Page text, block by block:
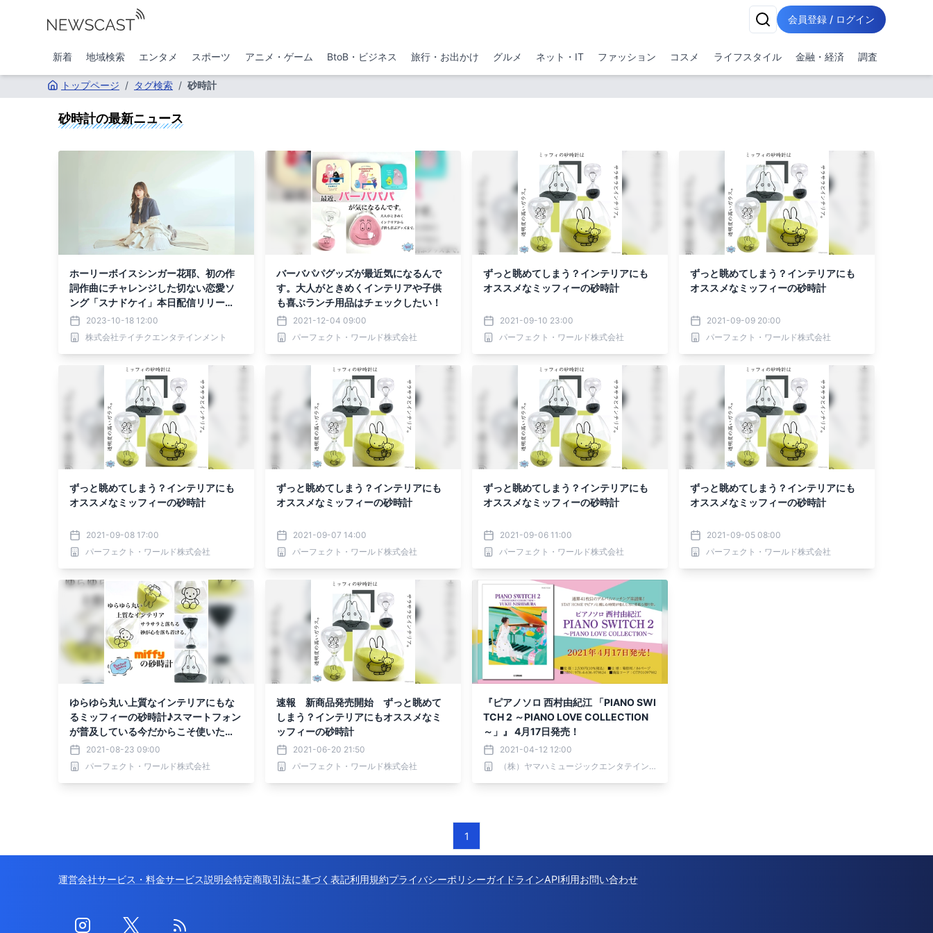
会員登録 / ログイン
新着 地域検索 エンタメ スポーツ アニメ・ゲーム BtoB・ビジネス 旅行・お出かけ グルメ ネット・IT ファッション コスメ ライフスタイル 金融・経済 調査
トップページ / タグ検索 / 砂時計
砂時計の最新ニュース
ホーリーボイスシンガー花耶、初の作
詞作曲にチャレンジした切ない恋愛ソ
ング「スナドケイ」本日配信リリー
ス！2023-10-18 12:00
株式会社テイチクエンタテインメント
バーバパパグッズが最近気になるんで
す。大人がときめくインテリアや子供
も喜ぶランチ用品はチェックしたい！
2021-12-04 09:00
パーフェクト・ワールド株式会社
ずっと眺めてしまう？インテリアにも
オススメなミッフィーの砂時計
2021-09-10 23:00
パーフェクト・ワールド株式会社
ずっと眺めてしまう？インテリアにも
オススメなミッフィーの砂時計
2021-09-09 20:00
パーフェクト・ワールド株式会社
ずっと眺めてしまう？インテリアにも
オススメなミッフィーの砂時計
2021-09-08 17:00
パーフェクト・ワールド株式会社
ずっと眺めてしまう？インテリアにも
オススメなミッフィーの砂時計
2021-09-07 14:00
パーフェクト・ワールド株式会社
ずっと眺めてしまう？インテリアにも
オススメなミッフィーの砂時計
2021-09-06 11:00
パーフェクト・ワールド株式会社
ずっと眺めてしまう？インテリアにも
オススメなミッフィーの砂時計
2021-09-05 08:00
パーフェクト・ワールド株式会社
ゆらゆら丸い上質なインテリアにもな
るミッフィーの砂時計♪スマートフォン
が普及している今だからこそ使いた
い。その理由は…？
2021-08-23 09:00
パーフェクト・ワールド株式会社
速報 新商品発売開始 ずっと眺めて
しまう？インテリアにもオススメなミ
ッフィーの砂時計
2021-06-20 21:50
パーフェクト・ワールド株式会社
『ピアノソロ 西村由紀江 「PIANO SWI
TCH 2 ～PIANO LOVE COLLECTION
～」』 4月17日発売！
2021-04-12 12:00
（株）ヤマハミュージックエンタテインメントホールディングス
1
運営会社サービス・料金サービス説明会特定商取引法に基づく表記利用規約プライバシーポリシーガイドラインAPI利用お問い合わせ